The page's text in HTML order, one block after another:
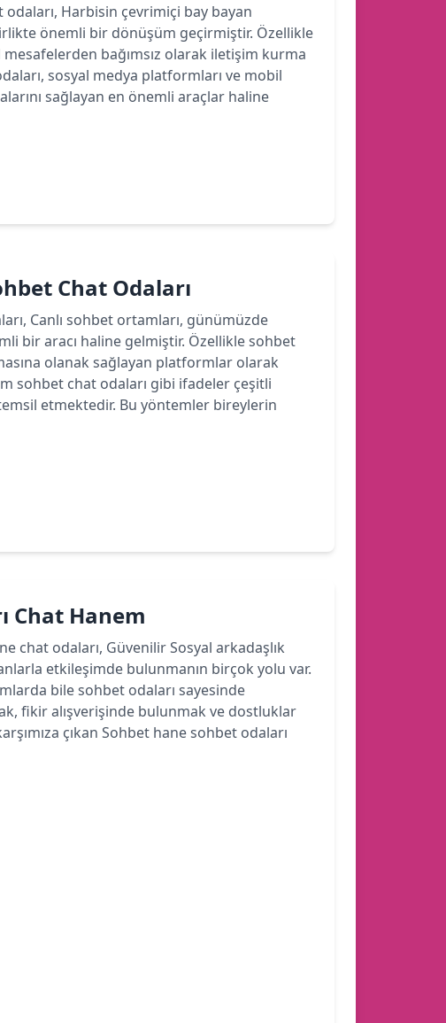
Harbisin çevrimiçi bay bayan
önemli bir dönüşüm geçirmiştir. Özellikle
bağımsız olarak iletişim kurma
sosyal medya platformları ve mobil
sağlayan en önemli araçlar haline
Chat Odaları
Canlı sohbet ortamları, günümüzde
bir aracı haline gelmiştir. Özellikle sohbet
olanak sağlayan platformlar olarak
sohbet chat odaları gibi ifadeler çeşitli
etmektedir. Bu yöntemler bireylerin
Chat Hanem
chat odaları, Güvenilir Sosyal arkadaşlık
etkileşimde bulunmanın birçok yolu var.
bile sohbet odaları sayesinde
fikir alışverişinde bulunmak ve dostluklar
çıkan Sohbet hane sohbet odaları